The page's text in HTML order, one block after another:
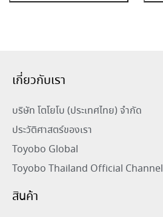
เกี่ยวกับเรา
บริษัท โตโยโบ (ประเทศไทย) จำกัด
ประวัติศาสตร์ของเรา
Toyobo Global
Toyobo Thailand Official Channel
สินค้า